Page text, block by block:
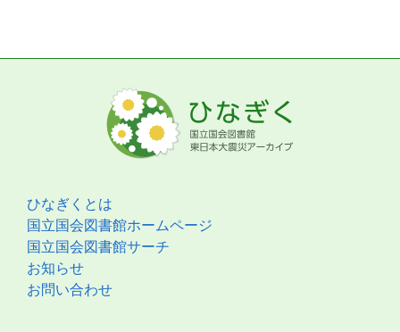
ひなぎくとは
国立国会図書館ホームページ
国立国会図書館サーチ
お知らせ
お問い合わせ